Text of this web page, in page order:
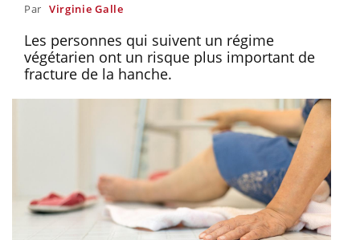
Par Virginie Galle
Les personnes qui suivent un régime
végétarien ont un risque plus important de
fracture de la hanche.